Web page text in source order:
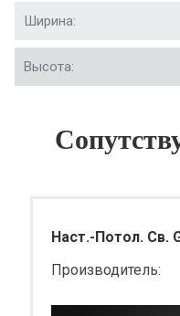
Ширина:
Высота:
Наст.-Потол. Св.
Производитель: